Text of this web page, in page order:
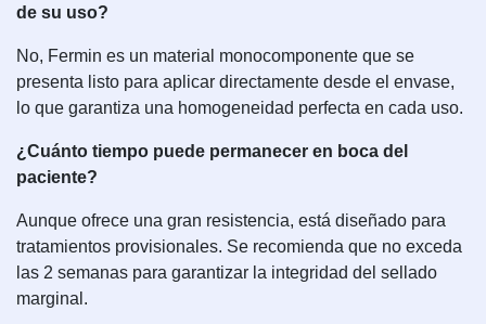
de su uso?
No, Fermin es un material monocomponente que se
presenta listo para aplicar directamente desde el envase,
lo que garantiza una homogeneidad perfecta en cada uso.
¿Cuánto tiempo puede permanecer en boca del
paciente?
Aunque ofrece una gran resistencia, está diseñado para
tratamientos provisionales. Se recomienda que no exceda
las 2 semanas para garantizar la integridad del sellado
marginal.